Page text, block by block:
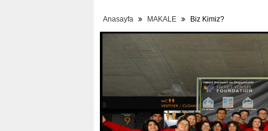
Anasayfa MAKALE Biz Kimiz?